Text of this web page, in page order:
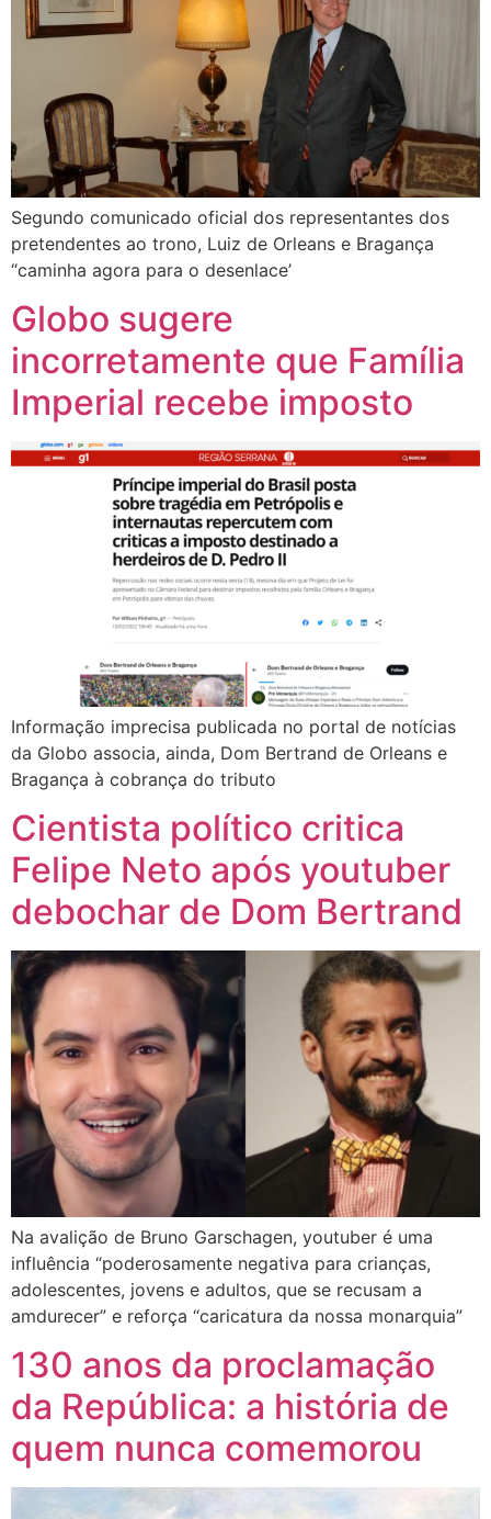
Segundo comunicado oficial dos representantes dos
pretendentes ao trono, Luiz de Orleans e Bragança
“caminha agora para o desenlace’
Globo sugere
incorretamente que Família
Imperial recebe imposto
Informação imprecisa publicada no portal de notícias
da Globo associa, ainda, Dom Bertrand de Orleans e
Bragança à cobrança do tributo
Cientista político critica
Felipe Neto após youtuber
debochar de Dom Bertrand
Na avalição de Bruno Garschagen, youtuber é uma
influência “poderosamente negativa para crianças,
adolescentes, jovens e adultos, que se recusam a
amdurecer” e reforça “caricatura da nossa monarquia”
130 anos da proclamação
da República: a história de
quem nunca comemorou